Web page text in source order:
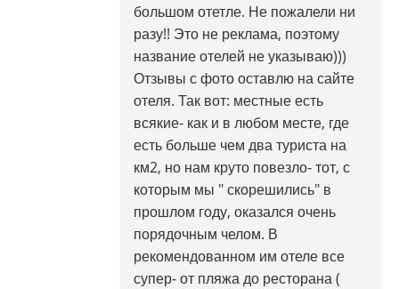
большом отетле. Не пожалели ни
разу!! Это не реклама, поэтому
название отелей не указываю)))
Отзывы с фото оставлю на сайте
отеля. Так вот: местные есть
всякие- как и в любом месте, где
есть больше чем два туриста на
км2, но нам круто повезло- тот, с
которым мы " скорешились" в
прошлом году, оказался очень
порядочным челом. В
рекомендованном им отеле все
супер- от пляжа до ресторана (